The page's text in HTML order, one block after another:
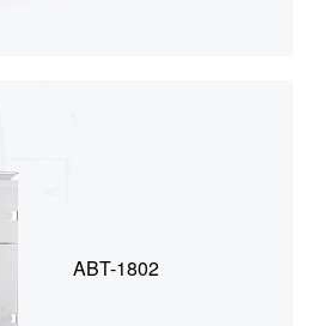
ABT-1802